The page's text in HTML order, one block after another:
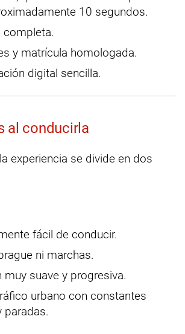
10 segundos.
completa.
y matrícula homologada.
digital sencilla.
al conducirla
experiencia se divide en dos
fácil de conducir.
ni marchas.
muy suave y progresiva.
urbano con constantes
paradas.